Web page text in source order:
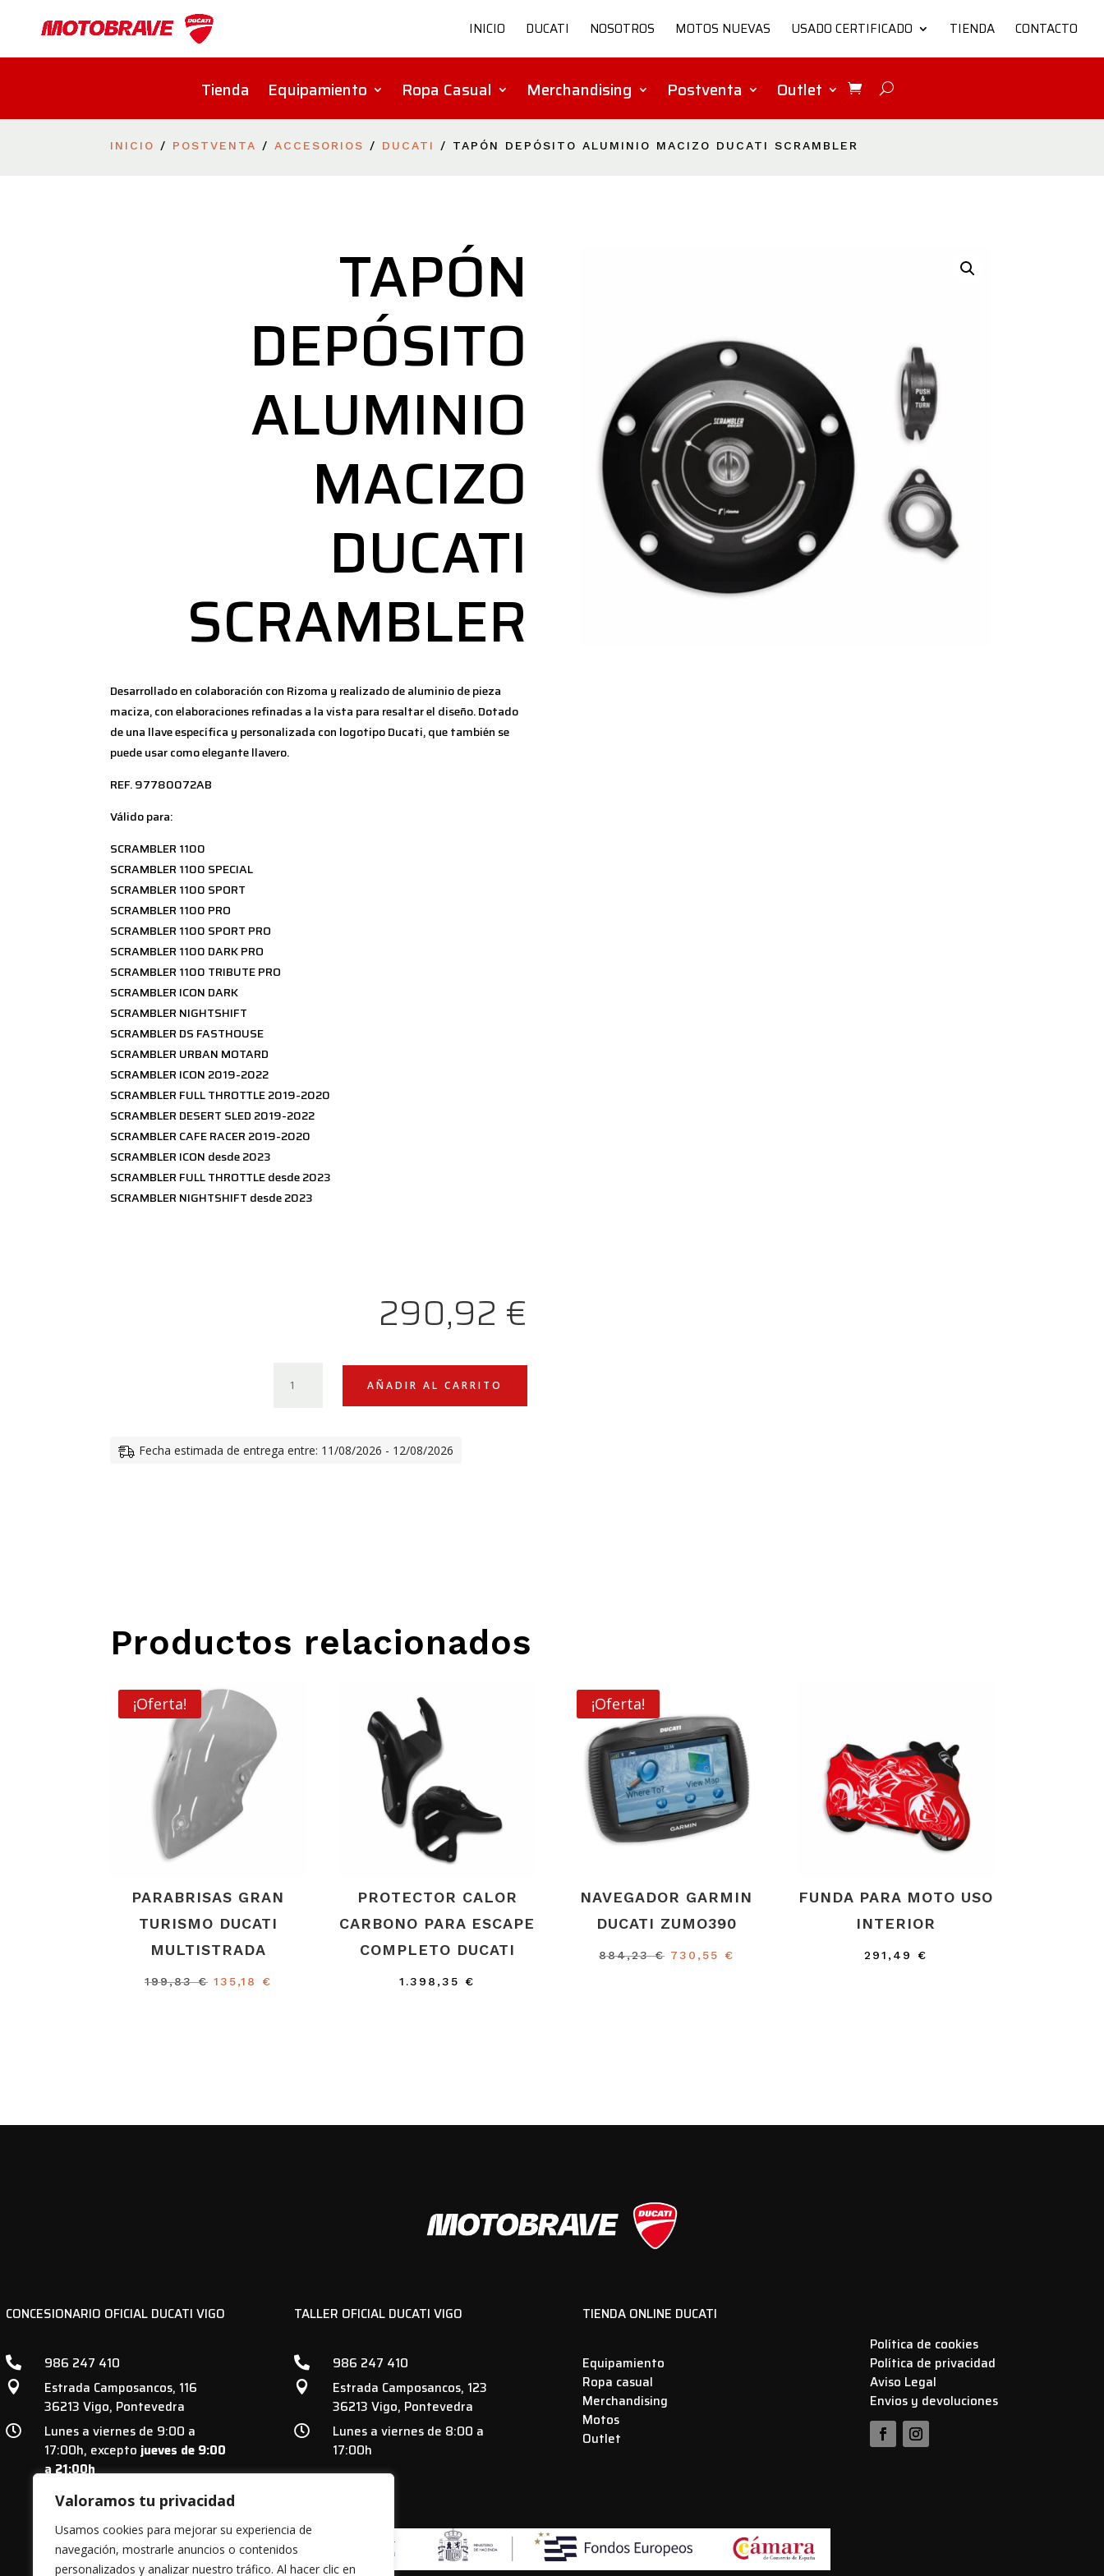
Valoramos tu privacidad
Usamos cookies para mejorar su experiencia de
navegación, mostrarle anuncios o contenidos
personalizados y analizar nuestro tráfico. Al hacer clic en
INICIO DUCATI NOSOTROS MOTOS NUEVAS USADO CERTIFICADO TIENDA CONTACTO
Tienda Equipamiento Ropa Casual Merchandising Postventa Outlet
INICIO / POSTVENTA /ACCESORIOS / DUCATI / TAPÓN DEPÓSITO ALUMINIO MACIZO DUCATI SCRAMBLER
TAPÓN
DEPÓSITO
ALUMINIO
MACIZO
DUCATI
SCRAMBLER
Desarrollado en colaboración con Rizoma y realizado de aluminio de pieza
maciza, con elaboraciones refinadas a la vista para resaltar el diseño. Dotado
de una llave específica y personalizada con logotipo Ducati, que también se
puede usar como elegante llavero.
REF. 97780072AB
Válido para:
SCRAMBLER 1100
SCRAMBLER 1100 SPECIAL
SCRAMBLER 1100 SPORT
SCRAMBLER 1100 PRO
SCRAMBLER 1100 SPORT PRO
SCRAMBLER 1100 DARK PRO
SCRAMBLER 1100 TRIBUTE PRO
SCRAMBLER ICON DARK
SCRAMBLER NIGHTSHIFT
SCRAMBLER DS FASTHOUSE
SCRAMBLER URBAN MOTARD
SCRAMBLER ICON 2019-2022
SCRAMBLER FULL THROTTLE 2019-2020
SCRAMBLER DESERT SLED 2019-2022
SCRAMBLER CAFE RACER 2019-2020
SCRAMBLER ICON desde 2023
SCRAMBLER FULL THROTTLE desde 2023
SCRAMBLER NIGHTSHIFT desde 2023
290,92 €
DEPÓSITO
DUCATI
AÑADIR AL CARRITO
Fecha estimada de entrega entre: 11/08/2026 - 12/08/2026
Productos relacionados
¡Oferta!
PARABRISAS GRAN
TURISMO DUCATI
MULTISTRADA
199,83€ El
135,18 €
PROTECTOR CALOR
CARBONO PARA ESCAPE
COMPLETO DUCATI
1.398,35 €
¡Oferta!
NAVEGADOR GARMIN
DUCATI ZUMO390
884,23€ El
730,55 €
FUNDA PARA MOTO USO
INTERIOR
291,49 €
CONCESIONARIO OFICIAL DUCATI VIGO
 986 247 410

Estrada Camposancos, 116
36213 Vigo, Pontevedra

Lunes a viernes de 9:00 a
17:00h, excepto jueves de 9:00
a 21:00h
TALLER OFICIAL DUCATI VIGO
 986 247 410

Estrada Camposancos, 123
36213 Vigo, Pontevedra

Lunes a viernes de 8:00 a
17:00h
TIENDA ONLINE DUCATI
Equipamiento
Ropa casual
Merchandising
Motos
Outlet
Política de cookies
Política de privacidad
Aviso Legal
Envios y devoluciones